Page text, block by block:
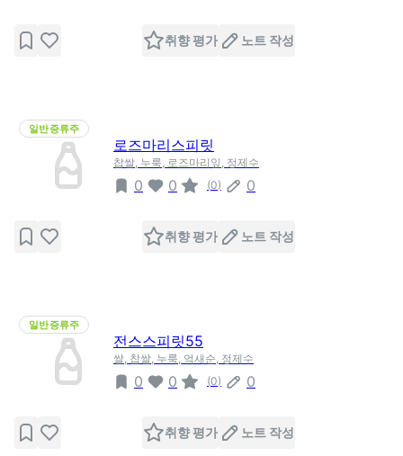
취향 평가 노트 작성
일반증류주
로즈마리스피릿
찹쌀, 누룩, 로즈마리잎, 정제수
0 0 (0) 0
취향 평가 노트 작성
일반증류주
전스스피릿55
쌀, 찹쌀, 누룩, 억새순, 정제수
0 0 (0) 0
취향 평가 노트 작성